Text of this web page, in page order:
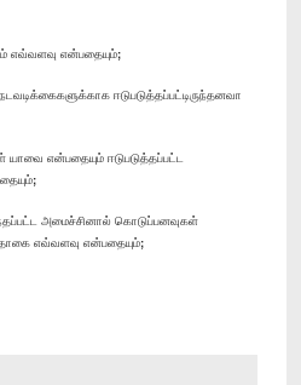
எவ்வளவு என்பதையும்;
ஈடுபடுத்தப்பட்டிருந்தனவா
என்பதையும் ஈடுபடுத்தப்பட்ட
அமைச்சினால் கொடுப்பனவுகள்
எவ்வளவு என்பதையும்;